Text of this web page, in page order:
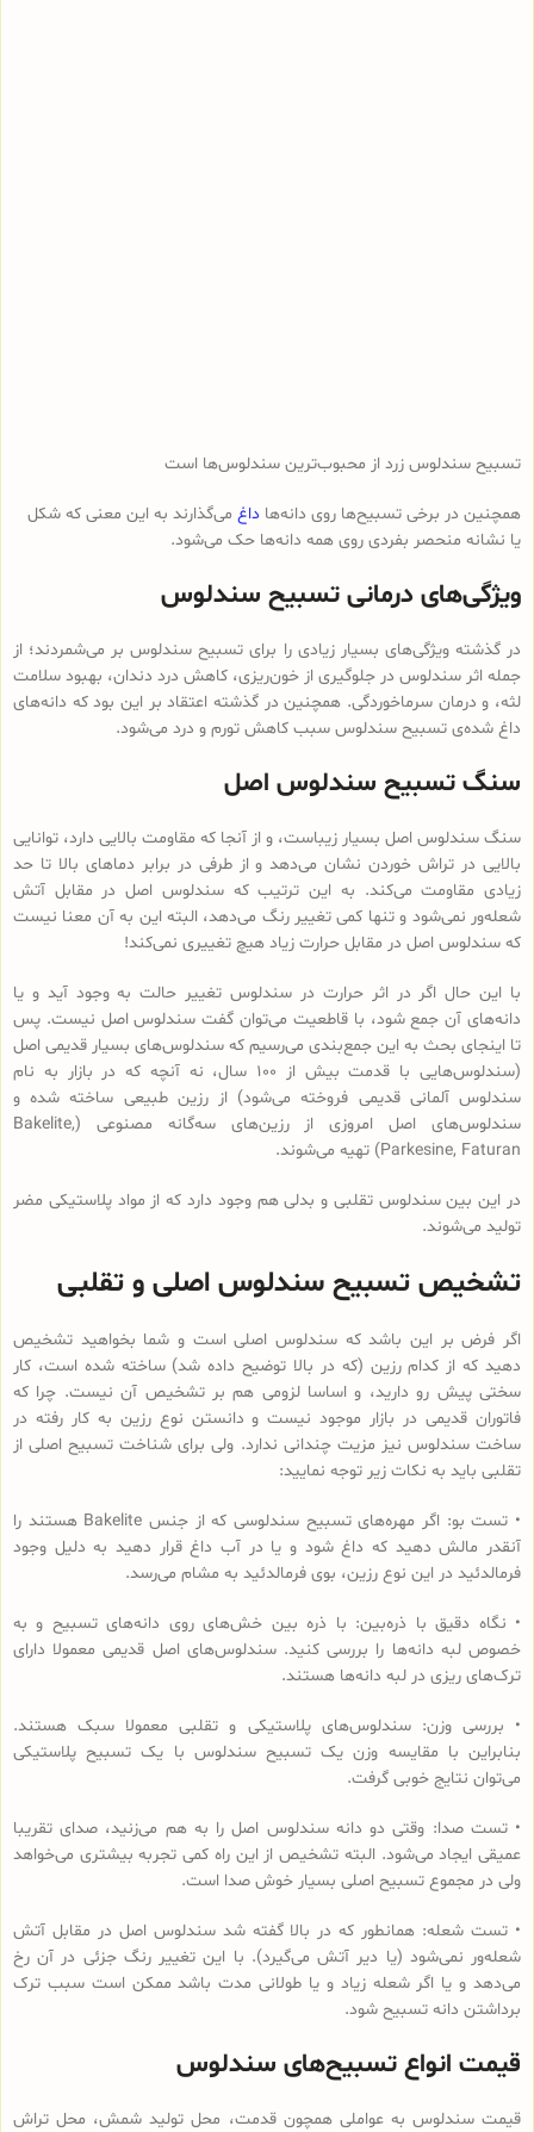
تسبیح سندلوس زرد از محبوب‌ترین سندلوس‌ها است
همچنین در برخی تسبیح‌ها روی دانه‌ها داغ می‌گذارند به این معنی که شکل
یا نشانه منحصر بفردی روی همه دانه‌ها حک می‌شود.
ویژگی‌های درمانی تسبیح سندلوس
در گذشته ویژگی‌های بسیار زیادی را برای تسبیح سندلوس بر می‌شمردند؛ از
جمله اثر سندلوس در جلوگیری از خون‌ریزی، کاهش درد دندان، بهبود سلامت
لثه، و درمان سرماخوردگی. همچنین در گذشته اعتقاد بر این بود که دانه‌های
داغ شده‌ی تسبیح سندلوس سبب کاهش تورم و درد می‌شود.
سنگ تسبیح سندلوس اصل
سنگ سندلوس اصل بسیار زیباست، و از آنجا که مقاومت بالایی دارد، توانایی
بالایی در تراش خوردن نشان می‌دهد و از طرفی در برابر دماهای بالا تا حد
زیادی مقاومت می‌کند. به این ترتیب که سندلوس اصل در مقابل آتش
شعله‌ور نمی‌شود و تنها کمی تغییر رنگ می‌دهد، البته این به آن معنا نیست
که سندلوس اصل در مقابل حرارت زیاد هیچ تغییری نمی‌کند!
با این حال اگر در اثر حرارت در سندلوس تغییر حالت به وجود آید و یا
دانه‌های آن جمع شود، با قاطعیت می‌توان گفت سندلوس اصل نیست. پس
تا اینجای بحث به این جمع‌بندی می‌رسیم که سندلوس‌های بسیار قدیمی اصل
(سندلوس‌هایی با قدمت بیش از 100 سال، نه آنچه که در بازار به نام
سندلوس آلمانی قدیمی فروخته می‌شود) از رزین طبیعی ساخته شده و
سندلوس‌‌های اصل امروزی از رزین‌های سه‌گانه مصنوعی (Bakelite,
Parkesine, Faturan) تهیه می‌شوند.
در این بین سندلوس تقلبی و بدلی هم وجود دارد که از مواد پلاستیکی مضر
تولید می‌شوند.
تشخیص تسبیح سندلوس اصلی و تقلبی
اگر فرض بر این باشد که سندلوس اصلی است و شما بخواهید تشخیص
دهید که از کدام رزین (که در بالا توضیح داده شد) ساخته شده است، کار
سختی پیش رو دارید، و اساسا لزومی هم بر تشخیص آن نیست. چرا که
فاتوران قدیمی در بازار موجود نیست و دانستن نوع رزین به کار رفته در
ساخت سندلوس نیز مزیت چندانی ندارد. ولی برای شناخت تسبیح اصلی از
تقلبی باید به نکات زیر توجه نمایید:
• تست بو: اگر مهره‌های تسبیح‌ سندلوسی که از جنس Bakelite هستند را
آنقدر مالش دهید که داغ شود و یا در آب داغ قرار دهید به دلیل وجود
فرمالدئید در این نوع رزین، بوی فرمالدئید به مشام می‌رسد.
• نگاه دقیق با ذره‌بین: با ذره بین خش‌های روی دانه‌های تسبیح و به
خصوص لبه دانه‌ها را بررسی کنید. سندلوس‌های اصل قدیمی معمولا دارای
ترک‌های ریزی در لبه دانه‌ها هستند.
• بررسی وزن: سندلوس‌های پلاستیکی و تقلبی معمولا سبک هستند.
بنابراین با مقایسه وزن یک تسبیح سندلوس با یک تسبیح پلاستیکی
می‌توان نتایج خوبی گرفت.
• تست صدا: وقتی دو دانه سندلوس اصل را به هم می‌زنید، صدای تقریبا
عمیقی ایجاد می‌شود. البته تشخیص از این راه کمی تجربه بیشتری می‌خواهد
ولی در مجموع تسبیح اصلی بسیار خوش صدا است.
• تست شعله: همانطور که در بالا گفته شد سندلوس اصل در مقابل آتش
شعله‌ور نمی‌شود (یا دیر آتش می‌گیرد). با این تغییر رنگ جزئی در آن رخ
می‌دهد و یا اگر شعله زیاد و یا طولانی مدت باشد ممکن است سبب ترک
برداشتن دانه تسبیح شود.
قیمت انواع تسبیح‌های سندلوس
قیمت سندلوس به عواملی همچون قدمت، محل تولید شمش، محل تراش